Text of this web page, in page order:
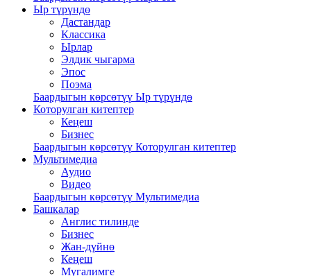
Ыр түрүндө
Дастандар
Классика
Ырлар
Элдик чыгарма
Эпос
Поэма
Баардыгын көрсөтүү Ыр түрүндө
Которулган китептер
Кеңеш
Бизнес
Баардыгын көрсөтүү Которулган китептер
Мультимедиа
Аудио
Видео
Баардыгын көрсөтүү Мультимедиа
Башкалар
Англис тилинде
Бизнес
Жан-дүйнө
Кеңеш
Мугалимге